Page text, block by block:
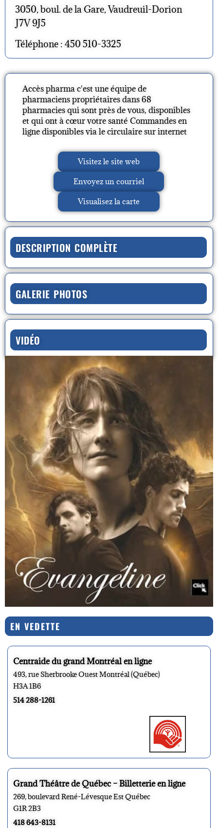
3050, boul. de la Gare, Vaudreuil-Dorion
J7V 9J5
Téléphone : 450 510-3325
Accès pharma c'est une équipe de
pharmaciens propriétaires dans 68
pharmacies qui sont près de vous, disponibles
et qui ont à cœur votre santé Commandes en
ligne disponibles via le circulaire sur internet
Visitez le site web
Envoyez un courriel
Visualisez la carte
DESCRIPTION COMPLÈTE
GALERIE PHOTOS
VIDÉO
EN VEDETTE
Centraide du grand Montréal en ligne
493, rue Sherbrooke Ouest Montréal (Québec)
H3A 1B6
514 288-1261
Grand Théâtre de Québec – Billetterie en ligne
269, boulevard René-Lévesque Est Québec
G1R 2B3
418 643-8131